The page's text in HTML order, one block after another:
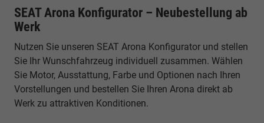
SEAT Arona Konfigurator – Neubestellung ab
Werk
Nutzen Sie unseren SEAT Arona Konfigurator und stellen
Sie Ihr Wunschfahrzeug individuell zusammen. Wählen
Sie Motor, Ausstattung, Farbe und Optionen nach Ihren
Vorstellungen und bestellen Sie Ihren Arona direkt ab
Werk zu attraktiven Konditionen.